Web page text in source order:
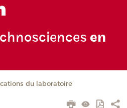
en
du laboratoire